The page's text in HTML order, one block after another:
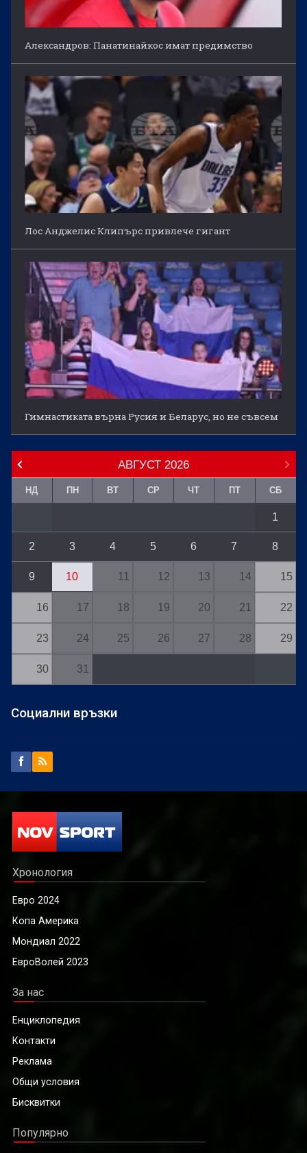
Александров: Панатинайкос имат предимство
Лос Анджелис Клипърс привлече гигант
Гимнастиката върна Русия и Беларус, но не съвсем
АВГУСТ 2026
НД ПН ВТ СР ЧТ ПТ СБ
1
2 3 4 5 6 7 8
9 10 11 12 13 14 15
16 17 18 19 20 21 22
23 24 25 26 27 28 29
30 31
Социални връзки
Хронология
Евро 2024
Копа Америка
Мондиал 2022
ЕвроВолей 2023
За нас
Енциклопедия
Контакти
Реклама
Общи условия
Бисквитки
Популярно